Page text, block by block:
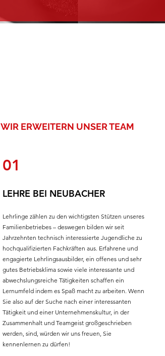
WIR ERWEITERN UNSER TEAM
01
LEHRE BEI NEUBACHER
Lehrlinge zählen zu den wichtigsten Stützen unseres
Familienbetriebes – deswegen bilden wir seit
Jahrzehnten technisch interessierte Jugendliche zu
hochqualifizierten Fachkräften aus. Erfahrene und
engagierte Lehrlingsausbilder, ein offenes und sehr
gutes Betriebsklima sowie viele interessante und
abwechslungsreiche Tätigkeiten schaffen ein
Lernumfeld indem es Spaß macht zu arbeiten. Wenn
Sie also auf der Suche nach einer interessanten
Tätigkeit und einer Unternehmenskultur, in der
Zusammenhalt und Teamgeist großgeschrieben
werden, sind, würden wir uns freuen, Sie
kennenlernen zu dürfen!